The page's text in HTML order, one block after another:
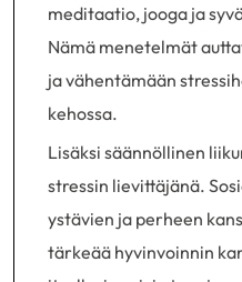
meditaatio, jooga ja
Nämä menetelmät
ja vähentämään
kehossa.
Lisäksi säännöllinen
stressin lievittäjänä.
ystävien ja perheen
tärkeää hyvinvoinnin